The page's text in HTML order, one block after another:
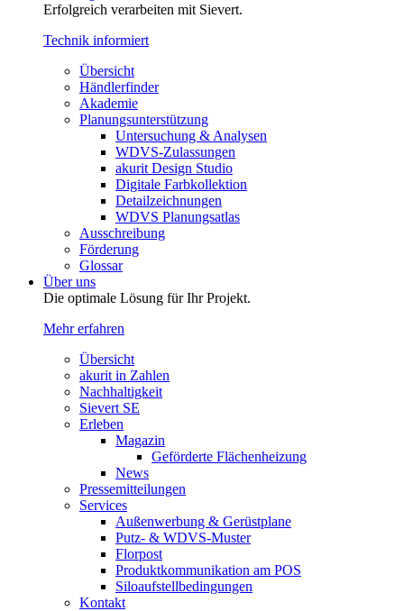
Erfolgreich verarbeiten mit Sievert.
Technik informiert
Übersicht
Händlerfinder
Akademie
Planungsunterstützung
Untersuchung & Analysen
WDVS-Zulassungen
akurit Design Studio
Digitale Farbkollektion
Detailzeichnungen
WDVS Planungsatlas
Ausschreibung
Förderung
Glossar
Über uns
Die optimale Lösung für Ihr Projekt.
Mehr erfahren
Übersicht
akurit in Zahlen
Nachhaltigkeit
Sievert SE
Erleben
Magazin
Geförderte Flächenheizung
News
Pressemitteilungen
Services
Außenwerbung & Gerüstplane
Putz- & WDVS-Muster
Florpost
Produktkommunikation am POS
Siloaufstellbedingungen
Kontakt